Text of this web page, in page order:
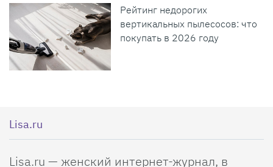
Рейтинг недорогих
вертикальных пылесосов: что
покупать в 2026 году
Lisa.ru
Lisa.ru — женский интернет-журнал, в